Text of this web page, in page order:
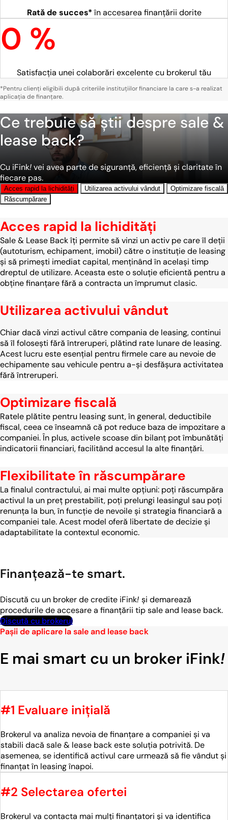
Rată de succes*în accesarea finanțării dorite
0 %
Satisfacția unei colaborări excelente cu brokerul tău
*Pentru clienți eligibili după criteriile instituțiilor financiare la care s-a realizat
aplicația de finanțare.
Ce trebuie să știi despre sale &
lease back?
Cu iFink!vei avea parte de siguranță, eficiență și claritate în
fiecare pas.
Acces rapid la lichidități Utilizarea activului vândut
Optimizare fiscală
Răscumpărare
Acces rapid la lichidități
Sale & Lease Back îți permite să vinzi un activ pe care îl deții
(autoturism, echipament, imobil) către o instituție de leasing
și să primești imediat capital, menținând în același timp
dreptul de utilizare. Aceasta este o soluție eficientă pentru a
obține finanțare fără a contracta un împrumut clasic.
Utilizarea activului vândut
Chiar dacă vinzi activul către compania de leasing, continui
să îl folosești fără întreruperi, plătind rate lunare de leasing.
Acest lucru este esențial pentru firmele care au nevoie de
echipamente sau vehicule pentru a-și desfășura activitatea
fără întreruperi.
Optimizare fiscală
Ratele plătite pentru leasing sunt, în general, deductibile
fiscal, ceea ce înseamnă că pot reduce baza de impozitare a
companiei. În plus, activele scoase din bilanț pot îmbunătăți
indicatorii financiari, facilitând accesul la alte finanțări.
Flexibilitate în răscumpărare
La finalul contractului, ai mai multe opțiuni: poți răscumpăra
activul la un preț prestabilit, poți prelungi leasingul sau poți
renunța la bun, în funcție de nevoile și strategia financiară a
companiei tale. Acest model oferă libertate de decizie și
adaptabilitate la contextul economic.
Finanțează-te smart.
Discută cu un broker de credite iFink! și demarează
procedurile de accesare a finanțării tip sale and lease back.
Discută cu brokerul
Pașii de aplicare la sale and lease back
E mai smart cu un broker iFink!
#1 Evaluare inițială
Brokerul va analiza nevoia de finanțare a companiei și va
stabili dacă sale & lease back este soluția potrivită. De
asemenea, se identifică activul care urmează să fie vândut și
finanțat în leasing înapoi.
#2 Selectarea ofertei
Brokerul va contacta mai mulți finanțatori și va identifica